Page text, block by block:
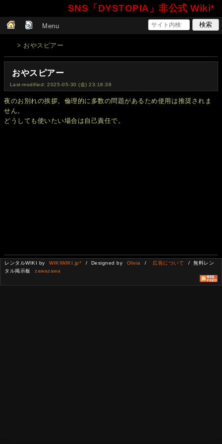
SNS「DYSTOPIA」非公式 Wiki*
Menu
> おやスピアー
おやスピアー
Last-modified: 2025-05-30 (金) 23:18:38
夜のお別れの挨拶。倫理的に多数の問題があるため使用は推奨されま
せん。
どうしても使いたい場合は自己責任で。
レンタルWIKI by WIKIWIKI.jp* / Designed by Olivia / 広告について
/ 無料レン
タル掲示板
zawazawa